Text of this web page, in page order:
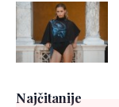
Najčitanije